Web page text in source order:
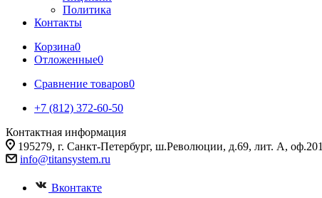
Политика
Контакты
Корзина0
Отложенные0
Сравнение товаров0
+7 (812) 372-60-50
Контактная информация
195279, г. Санкт-Петербург, ш.Революции, д.69, лит. А, оф.201
info@titansystem.ru
Вконтакте